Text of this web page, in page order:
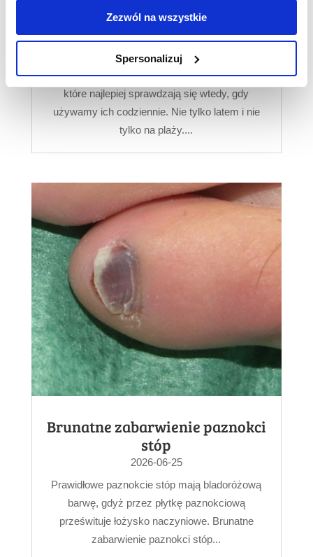
Zezwól na wszystkie
Spersonalizuj
Lekki SPF pod makijaż –
przykłady kosmetyków
2026-07-02
Krem z filtrem to jeden z tych kosmetyków,
które najlepiej sprawdzają się wtedy, gdy
używamy ich codziennie. Nie tylko latem i nie
tylko na plaży....
Brunatne zabarwienie paznokci
stóp
2026-06-25
Prawidłowe paznokcie stóp mają bladoróżową
barwę, gdyż przez płytkę paznokciową
prześwituje łożysko naczyniowe. Brunatne
zabarwienie paznokci stóp...